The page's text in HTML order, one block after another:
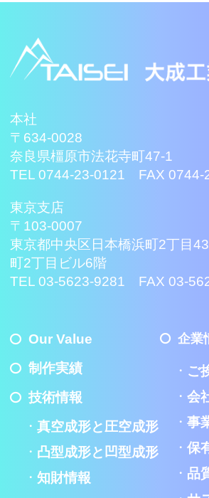
本社
〒634-0028
奈良県橿原市法花寺町47-1
TEL 0744-23-0121 FAX 0744-
東京支店
〒103-0007
東京都中央区日本橋浜町2丁目
町2丁目ビル6階
TEL 03-5623-9281 FAX 03-
Our Value
制作実績
技術情報
真空成形と圧空成形
凸型成形と凹型成形
知財情報
企業
ご
会
事
保
品